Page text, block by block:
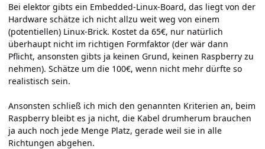
Bei elektor gibts ein Embedded-Linux-Board, das liegt von der
Hardware schätze ich nicht allzu weit weg von einem
(potentiellen) Linux-Brick. Kostet da 65€, nur natürlich
überhaupt nicht im richtigen Formfaktor (der wär dann
Pflicht, ansonsten gibts ja keinen Grund, keinen Raspberry zu
nehmen). Schätze um die 100€, wenn nicht mehr dürfte so
realistisch sein.
Ansonsten schließ ich mich den genannten Kriterien an, beim
Raspberry bleibt es ja nicht, die Kabel drumherum brauchen
ja auch noch jede Menge Platz, gerade weil sie in alle
Richtungen abgehen.